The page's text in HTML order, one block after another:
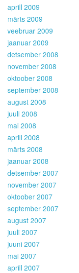
aprill 2009
märts 2009
veebruar 2009
jaanuar 2009
detsember 2008
november 2008
oktoober 2008
september 2008
august 2008
juuli 2008
mai 2008
aprill 2008
märts 2008
jaanuar 2008
detsember 2007
november 2007
oktoober 2007
september 2007
august 2007
juuli 2007
juuni 2007
mai 2007
aprill 2007